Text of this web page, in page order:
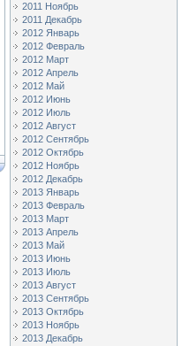
2011 Ноябрь
2011 Декабрь
2012 Январь
2012 Февраль
2012 Март
2012 Апрель
2012 Май
2012 Июнь
2012 Июль
2012 Август
2012 Сентябрь
2012 Октябрь
2012 Ноябрь
2012 Декабрь
2013 Январь
2013 Февраль
2013 Март
2013 Апрель
2013 Май
2013 Июнь
2013 Июль
2013 Август
2013 Сентябрь
2013 Октябрь
2013 Ноябрь
2013 Декабрь